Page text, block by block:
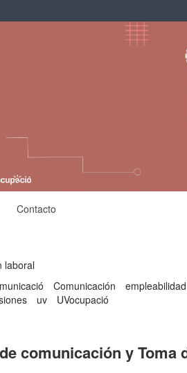
Contacto
laboral
Comunicación empleabilidad
uv UVocupació
comunicación y Toma